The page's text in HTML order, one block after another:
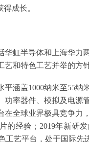
成长。
华虹半导体和上海华力
艺和特色工艺并举的方针
平涵盖1000纳米至55纳
功率器件、模拟及电源
在全球业界极具竞争力
的经验；2019年新研发
工艺平台，处于国际先